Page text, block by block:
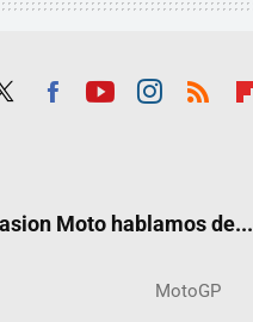
Moto hablamos de...
MotoGP